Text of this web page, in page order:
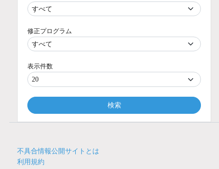
修正プログラム
表示件数
検索
不具合情報公開サイトとは
利用規約